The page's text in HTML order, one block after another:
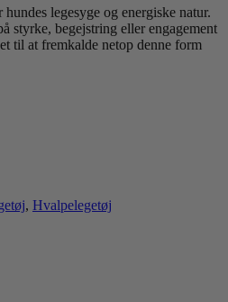
legesyge og energiske natur.
styrke, begejstring eller engagement
til at fremkalde netop denne form
, Hvalpelegetøj